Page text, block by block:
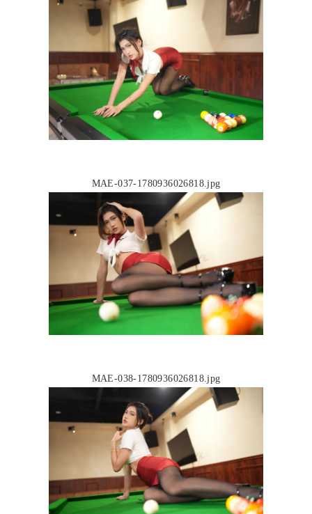
MAE-037-1780936026818.jpg
MAE-038-1780936026818.jpg